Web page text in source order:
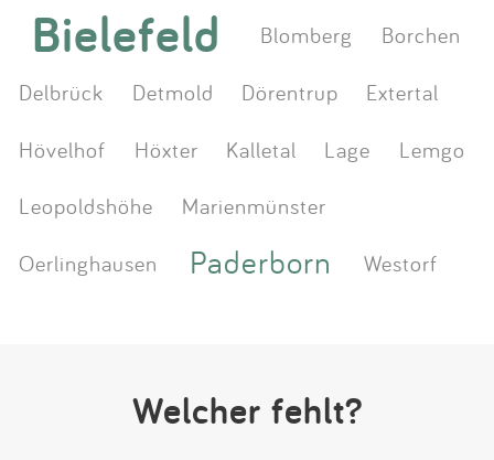
Bielefeld Blomberg
Borchen
Delbrück
Detmold Dörentrup
Extertal
Hövelhof
Höxter Kalletal Lage
Lemgo
Leopoldshöhe
Marienmünster
Oerlinghausen
Paderborn Westorf
Welcher fehlt?